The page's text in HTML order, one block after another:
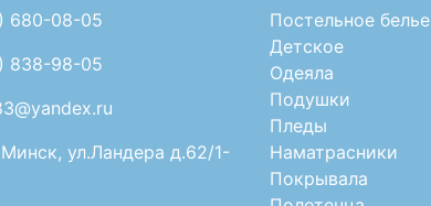
680-08-05
838-98-05
ул.Ландера д.62/1-
Постельное белье
Детское
Одеяла
Подушки
Пледы
Наматрасники
Покрывала